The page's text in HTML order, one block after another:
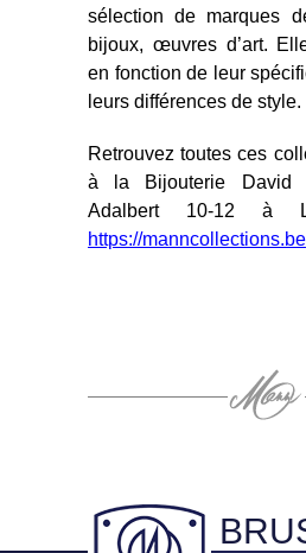
sélection de marques
bijoux, œuvres d’art.
en fonction de leur
leurs différences de style.
Retrouvez toutes ces
à la Bijouterie David
Adalbert 10-12 à
https://manncollections.be